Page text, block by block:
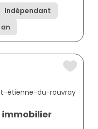
Indépendant
étienne-du-rouvray
immobilier